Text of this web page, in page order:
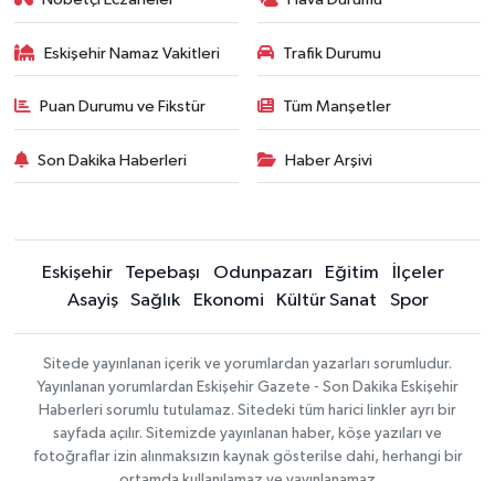
Eskişehir Namaz Vakitleri Trafik Durumu
Puan Durumu ve Fikstür Tüm Manşetler
Son Dakika Haberleri Haber Arşivi
Eskişehir Tepebaşı Odunpazarı Eğitim
İlçeler
Asayiş
Sağlık Ekonomi Kültür Sanat Spor
Sitede yayınlanan içerik ve yorumlardan yazarları sorumludur.
Yayınlanan yorumlardan Eskişehir Gazete - Son Dakika Eskişehir
Haberleri sorumlu tutulamaz. Sitedeki tüm harici linkler ayrı bir
sayfada açılır. Sitemizde yayınlanan haber, köşe yazıları ve
fotoğraflar izin alınmaksızın kaynak gösterilse dahi, herhangi bir